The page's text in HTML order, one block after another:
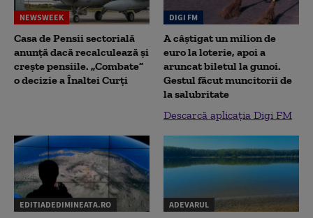
NEWSWEEK
Casa de Pensii sectorială
anunță dacă recalculează și
crește pensiile. „Combate”
o decizie a Înaltei Curți
DIGI FM
A câștigat un milion de
euro la loterie, apoi a
aruncat biletul la gunoi.
Gestul făcut muncitorii de
la salubritate
Descarcă aplicația Digi FM
EDITIADEDIMINEATA.RO ADEVARUL